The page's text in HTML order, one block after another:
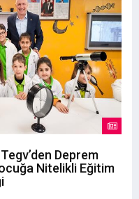
Deprem
Nitelikli Eğitim